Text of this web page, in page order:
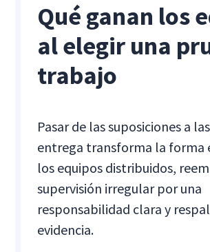
Qué ganan los
al elegir una
trabajo
Pasar de las suposiciones a
entrega transforma la forma
los equipos distribuidos,
supervisión irregular por una
responsabilidad clara y
evidencia.